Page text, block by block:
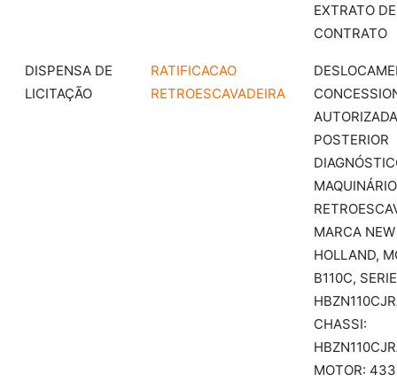
EXTRATO DE
CONTRATO
DISPENSA DE
LICITAÇÃO
RATIFICACAO
RETROESCAVADEIRA
POSTERIOR
MAQUINÁRIO
MARCA NEW
HOLLAND,
B110C,
CHASSI:
MOTOR: